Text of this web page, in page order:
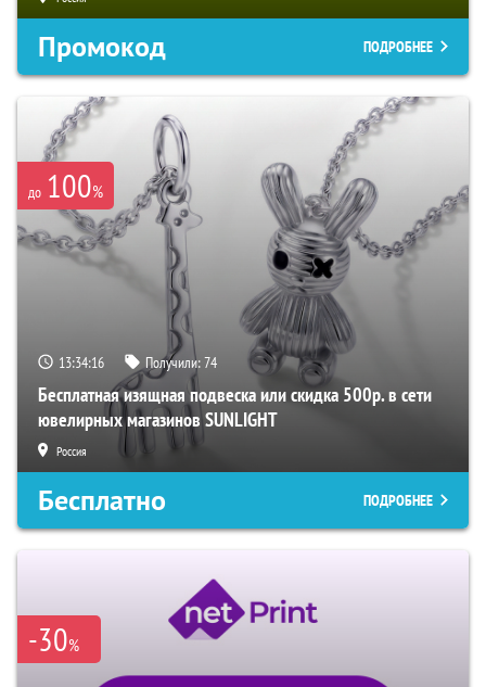
Промокод ПОДРОБНЕЕ
до 100%
13:34:15 Получили:74
Бесплатная изящная подвеска или скидка 500р. в сети
ювелирных магазинов SUNLIGHT
Россия
Бесплатно ПОДРОБНЕЕ
-30%